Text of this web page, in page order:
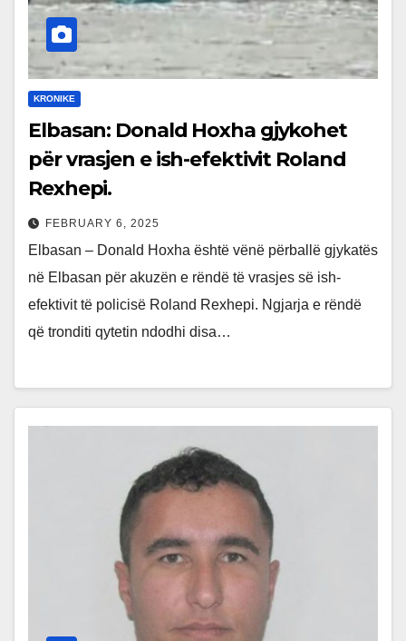
KRONIKE
Elbasan: Donald Hoxha gjykohet
për vrasjen e ish-efektivit Roland
Rexhepi.
FEBRUARY 6, 2025
Elbasan – Donald Hoxha është vënë përballë gjykatës
në Elbasan për akuzën e rëndë të vrasjes së ish-
efektivit të policisë Roland Rexhepi. Ngjarja e rëndë
që tronditi qytetin ndodhi disa…